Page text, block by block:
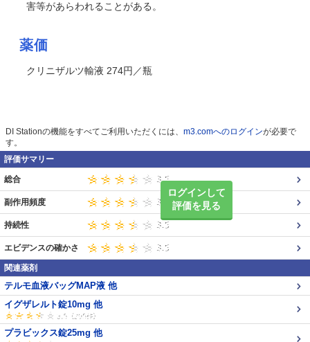
害等があらわれることがある。
薬価
クリニザルツ輸液 274円／瓶
DI Stationの機能をすべてご利用いただくには、 m3.comへのログインが必要で
す。
評価サマリー
ログインして
評価を見る
総合
副作用頻度
持続性
エビデンスの確かさ
関連薬剤
テルモ血液バッグMAP液 他
イグザレルト錠10mg 他
プラビックス錠25mg 他